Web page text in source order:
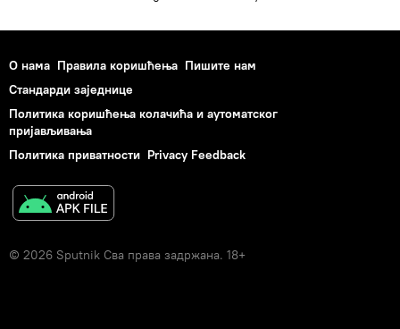
О нама Правила коришћења Пишите нам
Стандарди заједнице
Политика коришћења колачића и аутоматског
пријављивања
Политика приватности Privacy Feedback
© 2026 Sputnik Сва права задржана. 18+